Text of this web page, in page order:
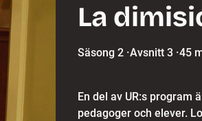
La
Säsong 2 ·Avsnitt 3 ·45
En del av UR:s program
pedagoger och elever.